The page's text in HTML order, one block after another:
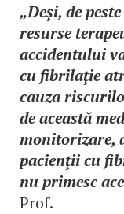
„Deşi, de
resurse
accidentului
cu fibrilaţie
cauza
de această
monitorizare,
pacienţii cu
nu primesc
Prof.